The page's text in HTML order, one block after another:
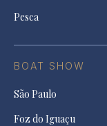
Pesca
BOAT SHOW
São Paulo
Foz do Iguaçu